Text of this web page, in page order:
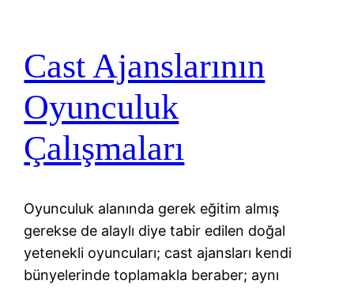
Cast Ajanslarının
Oyunculuk
Çalışmaları
Oyunculuk alanında gerek eğitim almış
gerekse de alaylı diye tabir edilen doğal
yetenekli oyuncuları; cast ajansları kendi
bünyelerinde toplamakla beraber; aynı